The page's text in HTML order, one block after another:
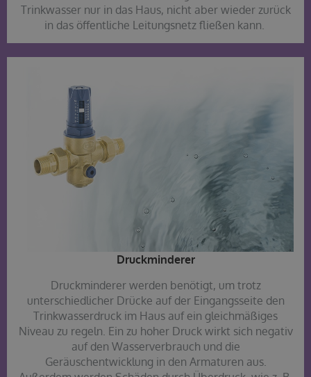
Trinkwasser nur in das Haus, nicht aber wieder zurück
in das öffentliche Leitungsnetz fließen kann.
Druckminderer​
Druckminderer werden benötigt, um trotz
unterschiedlicher Drücke auf der Eingangsseite den
Trinkwasserdruck im Haus auf ein gleichmäßiges
Niveau zu regeln. Ein zu hoher Druck wirkt sich negativ
auf den Wasserverbrauch und die
Geräuschentwicklung in den Armaturen aus.